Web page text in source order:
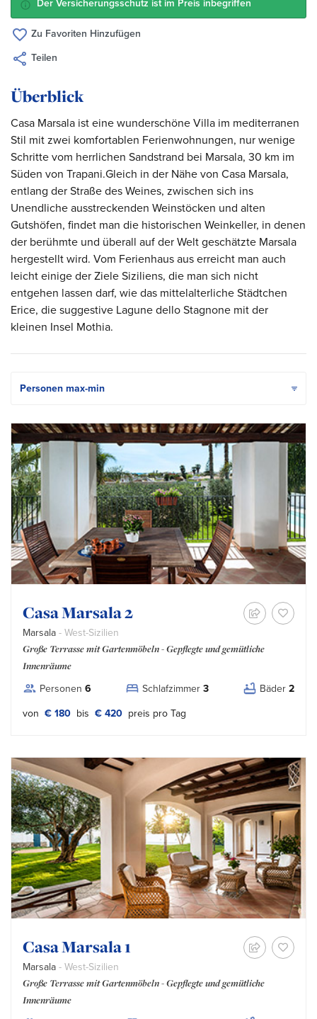
Der Versicherungsschutz ist im Preis inbegriffen
Zu Favoriten Hinzufügen
Teilen
Überblick
Casa Marsala ist eine wunderschöne Villa im mediterranen
Stil mit zwei komfortablen Ferienwohnungen, nur wenige
Schritte vom herrlichen Sandstrand bei Marsala, 30 km im
Süden von Trapani.Gleich in der Nähe von Casa Marsala,
entlang der Straße des Weines, zwischen sich ins
Unendliche ausstreckenden Weinstöcken und alten
Gutshöfen, findet man die historischen Weinkeller, in denen
der berühmte und überall auf der Welt geschätzte Marsala
hergestellt wird. Vom Ferienhaus aus erreicht man auch
leicht einige der Ziele Siziliens, die man sich nicht
entgehen lassen darf, wie das mittelalterliche Städtchen
Erice, die suggestive Lagune dello Stagnone mit der
kleinen Insel Mothia.
Casa Marsala 2
Marsala - West-Sizilien
Große Terrasse mit Gartenmöbeln - Gepflegte und gemütliche
Innenräume
Personen 6 Schlafzimmer 3 Bäder 2
von € 180 bis € 420 preis pro Tag
Casa Marsala 1
Marsala - West-Sizilien
Große Terrasse mit Gartenmöbeln - Gepflegte und gemütliche
Innenräume